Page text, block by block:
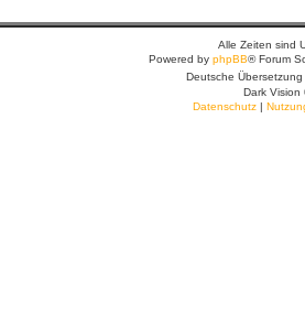
Alle Zeiten sind
Powered by phpBB® Forum
Deutsche
Dark Vision
Datenschutz |